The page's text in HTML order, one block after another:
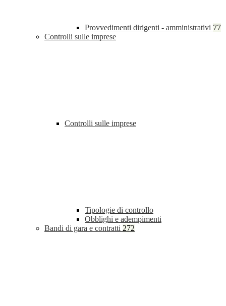
Provvedimenti dirigenti - amministrativi 77
Controlli sulle imprese
Controlli sulle imprese
Tipologie di controllo
Obblighi e adempimenti
Bandi di gara e contratti 272